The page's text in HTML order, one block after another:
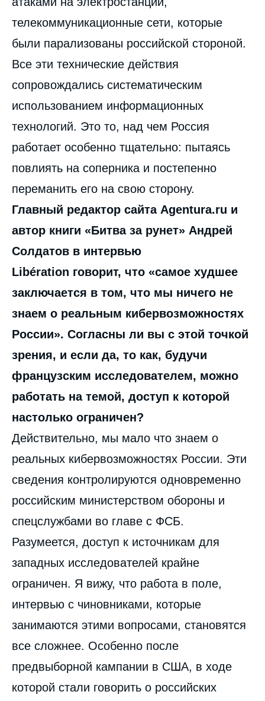
телекоммуникационные сети, которые
были парализованы российской стороной.
Все эти технические действия
сопровождались систематическим
использованием информационных
технологий. Это то, над чем Россия
работает особенно тщательно: пытаясь
повлиять на соперника и постепенно
переманить его на свою сторону.
Главный редактор сайта Agentura.ru и
автор книги «Битва за рунет» Андрей
Солдатов в интервью
Libération говорит, что «самое худшее
заключается в том, что мы ничего не
знаем о реальным кибервозможностях
России». Согласны ли вы с этой точкой
зрения, и если да, то как, будучи
французским исследователем, можно
работать на темой, доступ к которой
настолько ограничен?
Действительно, мы мало что знаем о
реальных кибервозможностях России. Эти
сведения контролируются одновременно
российским министерством обороны и
спецслужбами во главе с ФСБ.
Разумеется, доступ к источникам для
западных исследователей крайне
ограничен. Я вижу, что работа в поле,
интервью с чиновниками, которые
занимаются этими вопросами, становятся
все сложнее. Особенно после
предвыборной кампании в США, в ходе
которой стали говорить о российских